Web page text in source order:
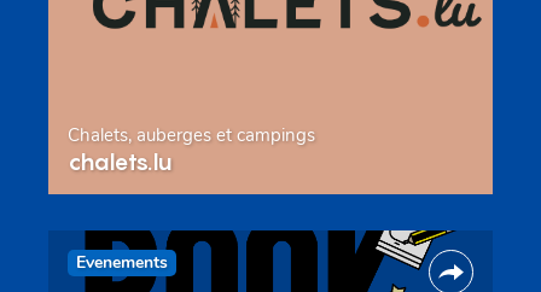
Chalets, auberges et campings
chalets.lu
Evenements